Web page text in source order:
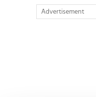
Advertisement